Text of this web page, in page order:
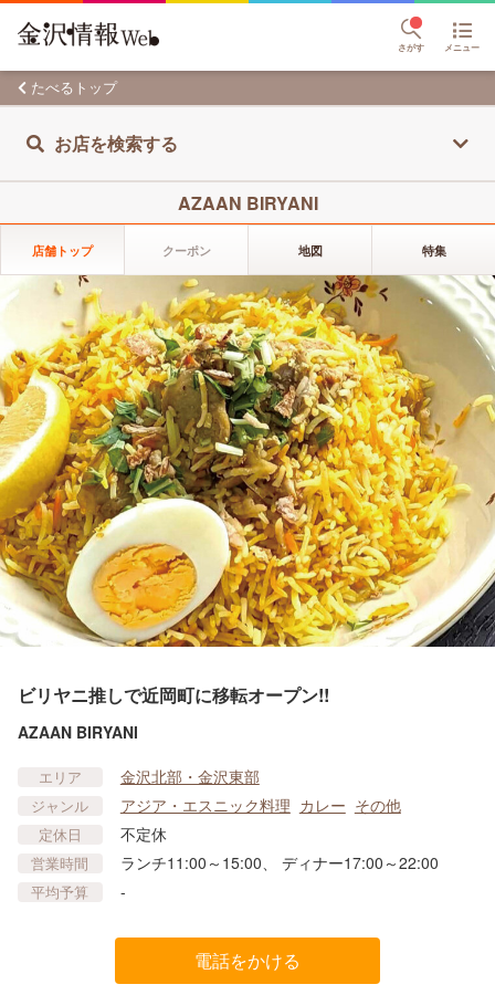
さがす メニュー
たべるトップ
お店を検索する
AZAAN BIRYANI
店舗トップ クーポン 地図 特集
ビリヤニ推しで近岡町に移転オープン!!
AZAAN BIRYANI
エリア 金沢北部・金沢東部
ジャンル アジア・エスニック料理 カレー その他
定休日 不定休
営業時間 ランチ11:00～15:00、 ディナー17:00～22:00
平均予算 -
電話をかける